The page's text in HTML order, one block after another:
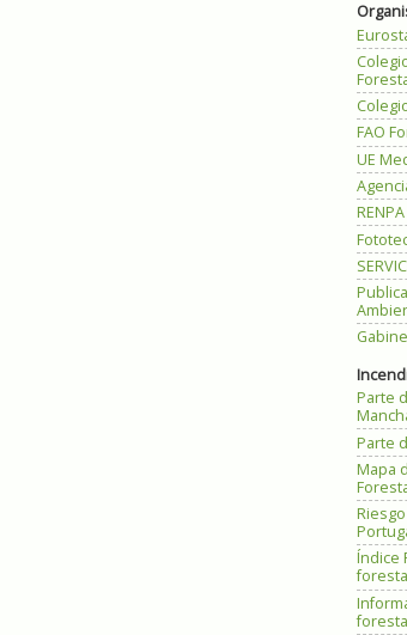
FAO
UE
RENPA
Parte
Parte
Mapa
Índice